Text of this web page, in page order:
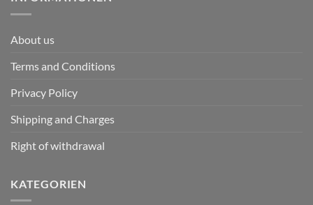
About us
Terms and Conditions
Privacy Policy
Shipping and Charges
Right of withdrawal
KATEGORIEN